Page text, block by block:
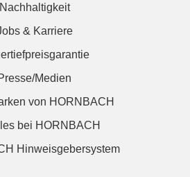
Nachhaltigkeit
& Karriere
Medien
von HORNBACH
bei HORNBACH
Hinweisgebersystem